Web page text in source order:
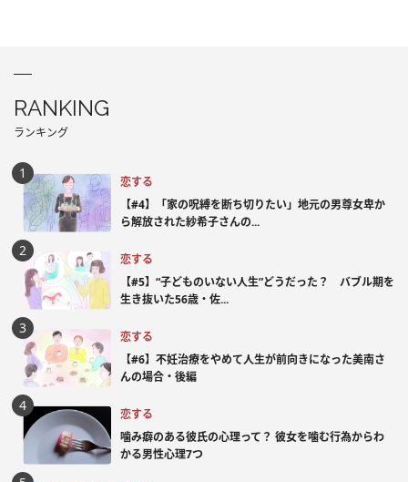
RANKING
ランキング
恋する
【#4】「家の呪縛を断ち切りたい」地元の男尊女卑か
ら解放された紗希子さんの...
恋する
【#5】“子どものいない人生”どうだった？ バブル期を
生き抜いた56歳・佐...
恋する
【#6】不妊治療をやめて人生が前向きになった美南さ
んの場合・後編
恋する
噛み癖のある彼氏の心理って？ 彼女を噛む行為からわ
かる男性心理7つ